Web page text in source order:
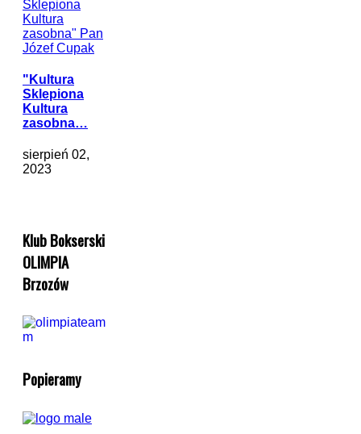
"Kultura
Sklepiona
Kultura
zasobna…
sierpień 02,
2023
Klub Bokserski
OLIMPIA
Brzozów
Popieramy